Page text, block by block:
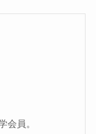
会員。